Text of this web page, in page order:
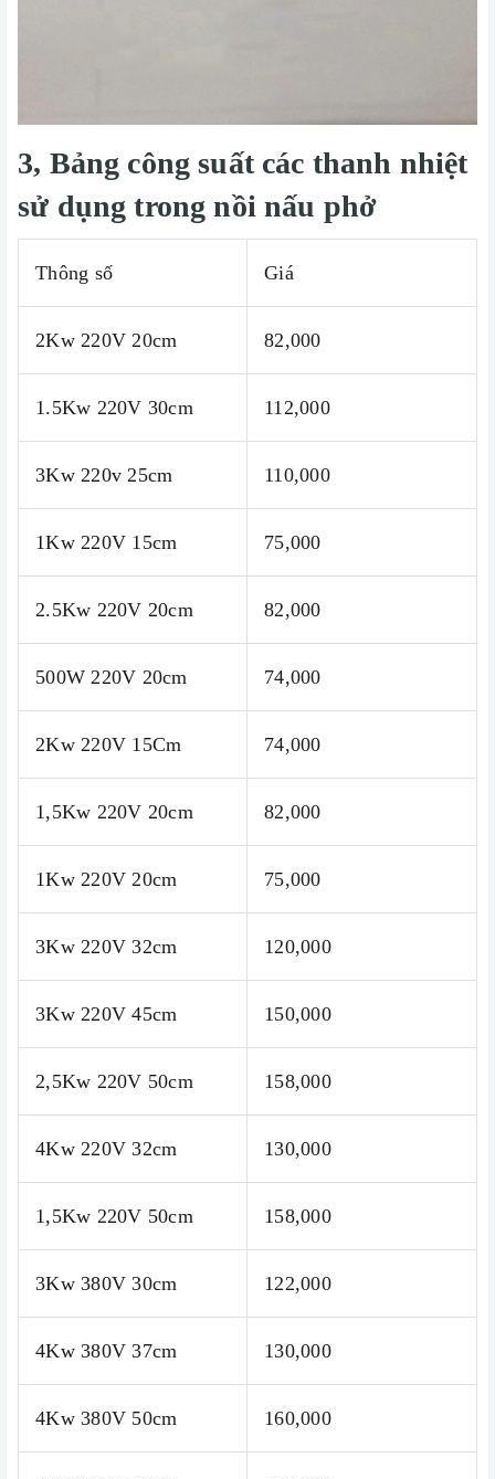
3, Bảng công suất các thanh nhiệt
sử dụng trong nồi nấu phở
Thông số Giá
2Kw 220V 20cm 82,000
1.5Kw 220V 30cm 112,000
3Kw 220v 25cm 110,000
1Kw 220V 15cm 75,000
2.5Kw 220V 20cm 82,000
500W 220V 20cm 74,000
2Kw 220V 15Cm 74,000
1,5Kw 220V 20cm 82,000
1Kw 220V 20cm 75,000
3Kw 220V 32cm 120,000
3Kw 220V 45cm 150,000
2,5Kw 220V 50cm 158,000
4Kw 220V 32cm 130,000
1,5Kw 220V 50cm 158,000
3Kw 380V 30cm 122,000
4Kw 380V 37cm 130,000
4Kw 380V 50cm 160,000